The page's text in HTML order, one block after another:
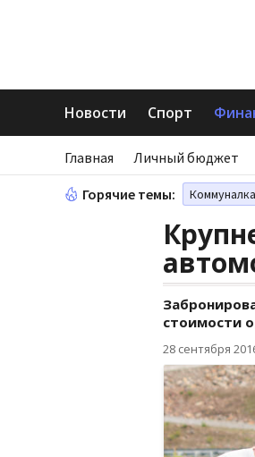
Новости Спорт
Главная Личный бюджет
Горячие темы: Коммуналка
стоимости
28 сентября